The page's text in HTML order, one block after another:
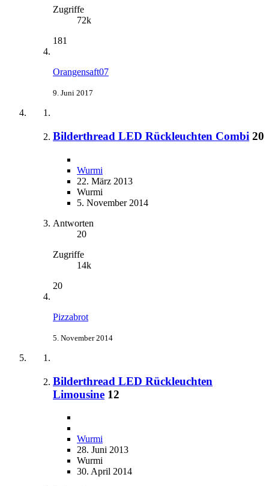
Zugriffe
72k
181
Orangensaft07
9. Juni 2017
Bilderthread LED Rückleuchten Combi 20
Wurmi
22. März 2013
Wurmi
5. November 2014
Antworten
20
Zugriffe
14k
20
Pizzabrot
5. November 2014
Bilderthread LED Rückleuchten
Limousine 12
Wurmi
28. Juni 2013
Wurmi
30. April 2014